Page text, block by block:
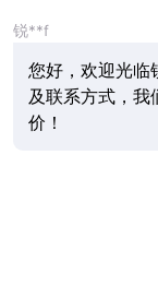
锐**f
您好，欢迎光临
及联系方式，我
价！